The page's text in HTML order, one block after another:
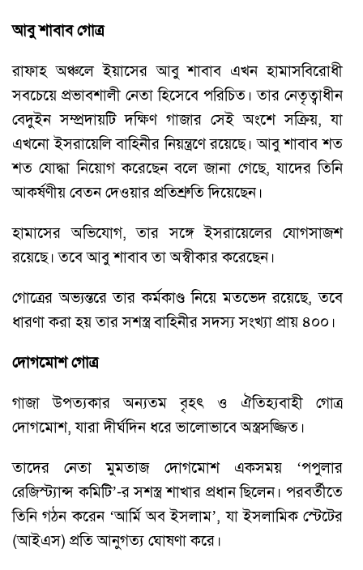
আবু শাবাব গোত্র
রাফাহ অঞ্চলে ইয়াসের আবু শাবাব এখন হামাসবিরোধী
সবচেয়ে প্রভাবশালী নেতা হিসেবে পরিচিত। তার নেতৃত্বাধীন
বেদুইন সম্প্রদায়টি দক্ষিণ গাজার সেই অংশে সক্রিয়, যা
এখনো ইসরায়েলি বাহিনীর নিয়ন্ত্রণে রয়েছে। আবু শাবাব শত
শত যোদ্ধা নিয়োগ করেছেন বলে জানা গেছে, যাদের তিনি
আকর্ষণীয় বেতন দেওয়ার প্রতিশ্রুতি দিয়েছেন।
হামাসের অভিযোগ, তার সঙ্গে ইসরায়েলের যোগসাজশ
রয়েছে। তবে আবু শাবাব তা অস্বীকার করেছেন।
গোত্রের অভ্যন্তরে তার কর্মকাণ্ড নিয়ে মতভেদ রয়েছে, তবে
ধারণা করা হয় তার সশস্ত্র বাহিনীর সদস্য সংখ্যা প্রায় ৪০০।
দোগমোশ গোত্র
গাজা উপত্যকার অন্যতম বৃহৎ ও ঐতিহ্যবাহী গোত্র
দোগমোশ, যারা দীর্ঘদিন ধরে ভালোভাবে অস্ত্রসজ্জিত।
তাদের নেতা মুমতাজ দোগমোশ একসময় ‘পপুলার
রেজিস্ট্যান্স কমিটি’-র সশস্ত্র শাখার প্রধান ছিলেন। পরবর্তীতে
তিনি গঠন করেন ‘আর্মি অব ইসলাম’, যা ইসলামিক স্টেটের
(আইএস) প্রতি আনুগত্য ঘোষণা করে।